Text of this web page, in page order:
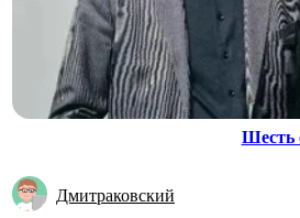
Шесть
Дмитраковский